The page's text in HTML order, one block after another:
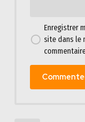
Enregistrer
site dans le